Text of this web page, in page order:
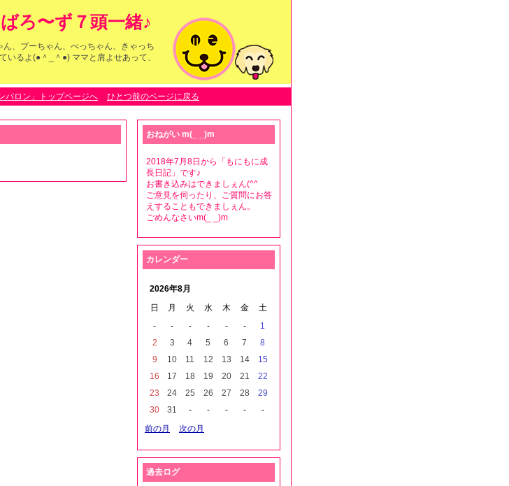
ろ〜ず７頭一緒♪
、ブーちゃん、べっちゃん、きゃっち
いるよ(●＾_＾●) ママと肩よせあって、
バロン」トップページへ ひとつ前のページに戻る
おねがい m(_ _)m
2018年7月8日から「もにもに成
長日記」です♪
お書き込みはできましぇん(^^ゞ
ご意見を伺ったり、ご質問にお答
えすることもできましぇん。
ごめんなさいm(_ _)m
カレンダー
2026年8月
日
月 火 水 木 金
土
-
- - - - -
1
2
3 4 5 6 7
8
9
10 11 12 13 14
15
16
17 18 19 20 21
22
23
24 25 26 27 28
29
30
31 - - - -
-
前の月
次の月
過去ログ